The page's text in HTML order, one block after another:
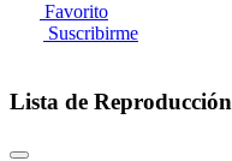
Favorito
Suscribirme
Lista de Reproducción